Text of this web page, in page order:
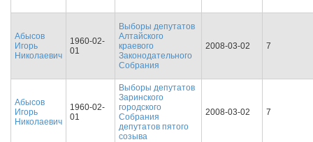
Абысов
Игорь
Николаевич
1960-02-
01
Выборы депутатов
Алтайского
краевого
Законодательного
Собрания
2008-03-02 7
Абысов
Игорь
Николаевич
1960-02-
01
Выборы депутатов
Заринского
городского
Собрания
депутатов пятого
созыва
2008-03-02 7